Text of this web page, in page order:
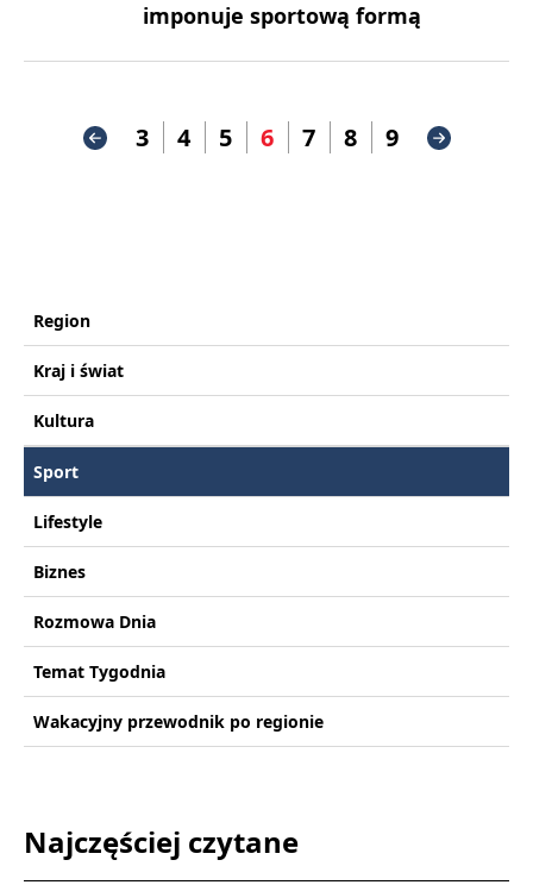
imponuje sportową formą
3 4 5 6 7 8 9
Region
Kraj i świat
Kultura
Sport
Lifestyle
Biznes
Rozmowa Dnia
Temat Tygodnia
Wakacyjny przewodnik po regionie
Najczęściej czytane